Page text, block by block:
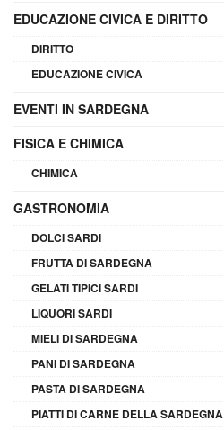
EDUCAZIONE CIVICA E DIRITTO
DIRITTO
EDUCAZIONE CIVICA
EVENTI IN SARDEGNA
FISICA E CHIMICA
CHIMICA
GASTRONOMIA
DOLCI SARDI
FRUTTA DI SARDEGNA
GELATI TIPICI SARDI
LIQUORI SARDI
MIELI DI SARDEGNA
PANI DI SARDEGNA
PASTA DI SARDEGNA
PIATTI DI CARNE DELLA SARDEGNA